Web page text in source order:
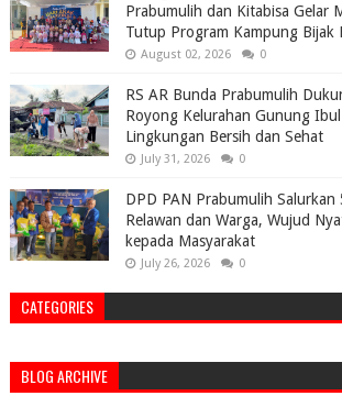
Prabumulih dan Kitabisa Gelar
Tutup Program Kampung Bijak
August 02, 2026 0
RS AR Bunda Prabumulih
Royong Kelurahan Gunung
Lingkungan Bersih dan Sehat
July 31, 2026 0
DPD PAN Prabumulih
Relawan dan Warga, Wujud
kepada Masyarakat
July 26, 2026 0
CATEGORIES
BLOG ARCHIVE